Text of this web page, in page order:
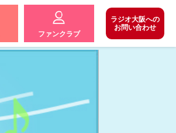
ファンクラブ
ラジオ大阪への
お問い合わせ